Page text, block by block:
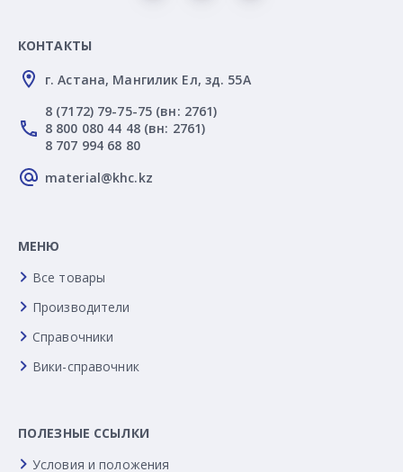
КОНТАКТЫ
г. Астана, Мангилик Ел, зд. 55А
8 (7172) 79-75-75 (вн: 2761)
8 800 080 44 48 (вн: 2761)
8 707 994 68 80
material@khc.kz
МЕНЮ
Все товары
Производители
Справочники
Вики-справочник
ПОЛЕЗНЫЕ ССЫЛКИ
Условия и положения